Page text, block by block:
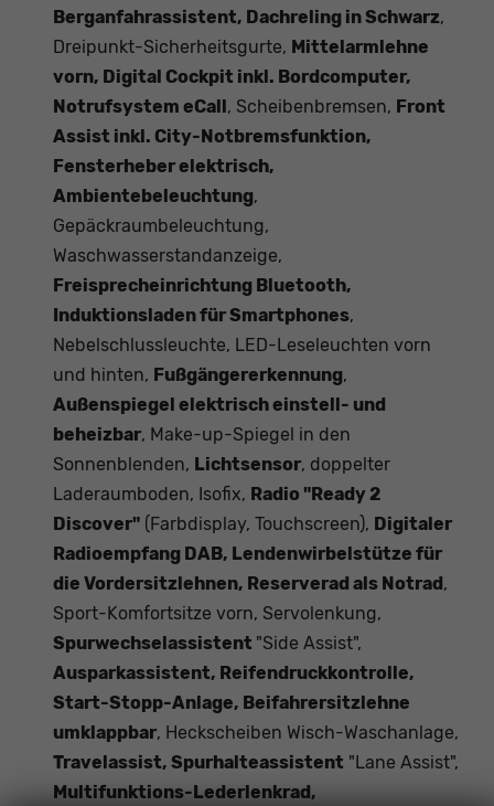
Berganfahrassistent, Dachreling in Schwarz,
Dreipunkt-Sicherheitsgurte, Mittelarmlehne
vorn, Digital Cockpit inkl. Bordcomputer,
Notrufsystem eCall , Scheibenbremsen, Front
Assist inkl. City-Notbremsfunktion,
Fensterheber elektrisch,
Ambientebeleuchtung,
Gepäckraumbeleuchtung,
Waschwasserstandanzeige,
Freisprecheinrichtung Bluetooth,
Induktionsladen für Smartphones,
Nebelschlussleuchte, LED-Leseleuchten vorn
und hinten, Fußgängererkennung,
Außenspiegel elektrisch einstell- und
beheizbar, Make-up-Spiegel in den
Sonnenblenden, Lichtsensor, doppelter
Laderaumboden, Isofix, Radio "Ready 2
Discover" (Farbdisplay, Touchscreen), Digitaler
Radioempfang DAB, Lendenwirbelstütze für
die Vordersitzlehnen, Reserverad als Notrad ,
Sport-Komfortsitze vorn, Servolenkung,
Spurwechselassistent "Side Assist",
Ausparkassistent, Reifendruckkontrolle,
Start-Stopp-Anlage, Beifahrersitzlehne
umklappbar, Heckscheiben Wisch-Waschanlage,
Travelassist, Spurhalteassistent "Lane Assist",
Multifunktions-Lederlenkrad,